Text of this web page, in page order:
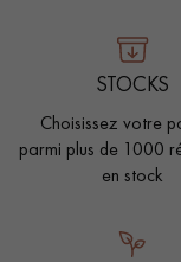
STOCKS
Choisissez votre
parmi plus de 1000
en stock